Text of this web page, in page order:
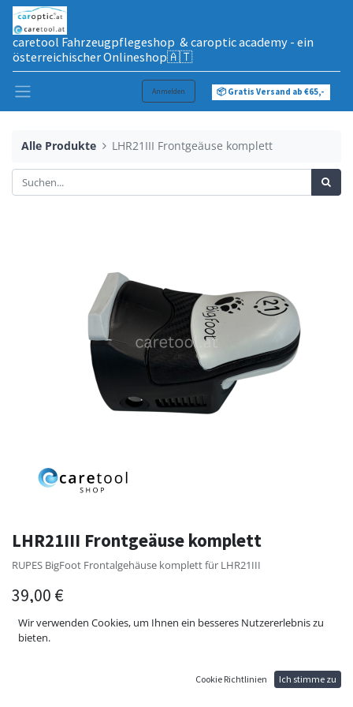
caretool Fahrzeugpflegeshop & caroptic academy - ein
österreichischer Onlineshop🇦🇹
Anmelden 📦 Gratis Versand ab €65,-
Alle Produkte LHR21III Frontgeäuse komplett
LHR21III Frontgeäuse komplett
RUPES BigFoot Frontalgehäuse komplett für LHR21III
39,00 €
ZUM WARENKORB HINZUFÜGEN
Wir verwenden Cookies, um Ihnen ein besseres Nutzererlebnis zu
bieten.
Cookie Richtlinien Ich stimme zu